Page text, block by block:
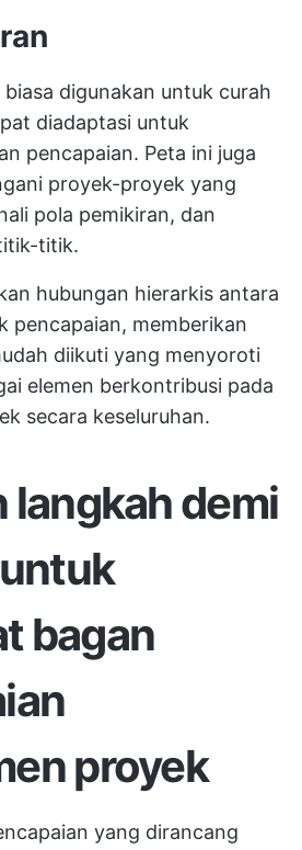
digunakan untuk curah
diadaptasi untuk
pencapaian. Peta ini juga
proyek-proyek yang
pola pemikiran, dan
titik.
hubungan hierarkis antara
pencapaian, memberikan
diikuti yang menyoroti
elemen berkontribusi pada
secara keseluruhan.
langkah demi
bagan
proyek
yang dirancang